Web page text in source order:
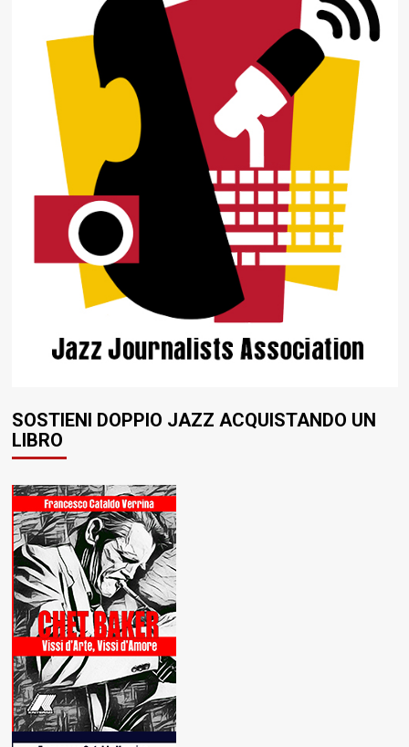
SOSTIENI DOPPIO JAZZ ACQUISTANDO UN
LIBRO